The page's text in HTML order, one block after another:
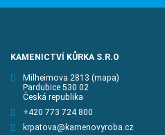
KAMENICTVÍ KŮRKA S.R.O
Milheimova 2813 (mapa)
Pardubice 530 02
Česká republika
+420 773 724 800
krpatova@kamenovyroba.cz